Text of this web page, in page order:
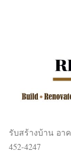
รับสร้างบ้าน อา
452-4247